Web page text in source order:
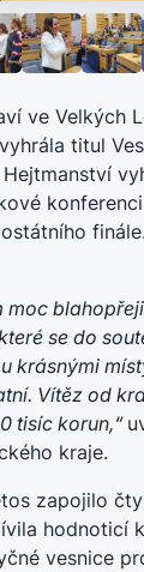
ve Velkých
titul
moc
se do
krásnými
Vítěz od
tisíc korun,“
kraje.
zapojilo
hodnoticí
vesnice